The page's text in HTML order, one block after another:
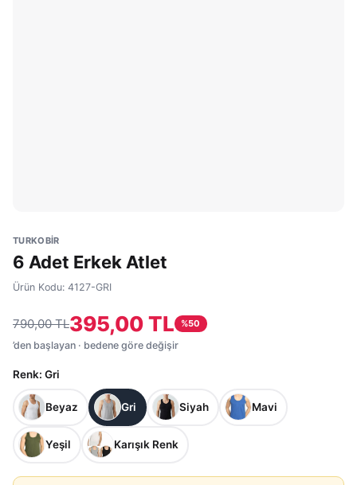
TURKOBİR
6 Adet Erkek Atlet
Ürün Kodu: 4127-GRI
790,00 TL395,00 TL %50
’den başlayan · bedene göre değişir
Renk: Gri
Beyaz Gri Siyah Mavi
Yeşil Karışık Renk